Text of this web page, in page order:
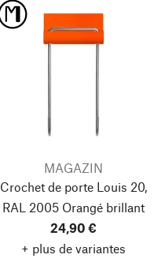
MAGAZIN
Crochet de porte Louis 20,
RAL 2005 Orangé brillant
24,90 €
+ plus de variantes